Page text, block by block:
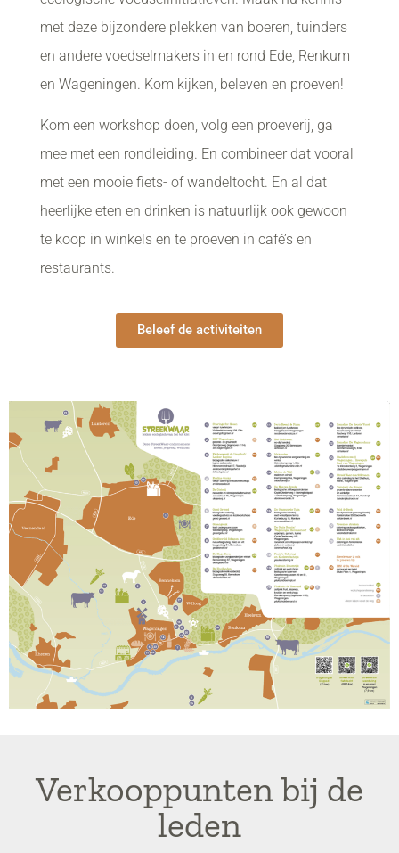
met deze bijzondere plekken van boeren, tuinders
en andere voedselmakers in en rond Ede, Renkum
en Wageningen. Kom kijken, beleven en proeven!
Kom een workshop doen, volg een proeverij, ga
mee met een rondleiding. En combineer dat vooral
met een mooie fiets- of wandeltocht. En al dat
heerlijke eten en drinken is natuurlijk ook gewoon
te koop in winkels en te proeven in café’s en
restaurants.
Beleef de activiteiten
Verkooppunten bij de
leden